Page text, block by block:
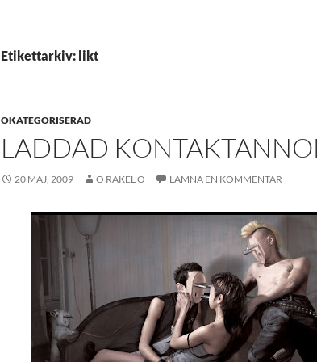
Etikettarkiv: likt
OKATEGORISERAD
LADDAD
20 MAJ, 2009 O RAKEL O LÄMNA EN KOMMENTAR